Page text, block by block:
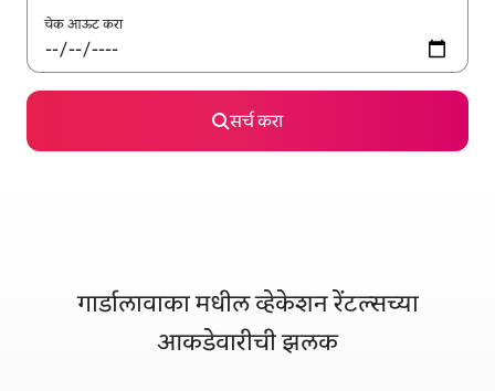
चेक आऊट करा
सर्च करा
गार्डालावाका मधील व्हेकेशन रेंटल्सच्या
आकडेवारीची झलक